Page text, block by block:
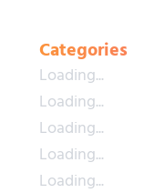
Categories
Loading...
Loading...
Loading...
Loading...
Loading...